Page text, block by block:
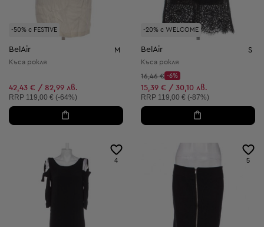
-50% с FESTIVE
BelAir M
Къса рокля
42,43 € / 82,99 лв.
Препоръчителна цена:
RRP 119,00 € (-64%)
-20% с WELCOME
BelAir S
Къса рокля
Начална цена:
16,46 €
Discount Price:
-6%
Намалена цена:
15,39 € / 30,10 лв.
Препоръчителна цена:
RRP 119,00 € (-87%)
4 5